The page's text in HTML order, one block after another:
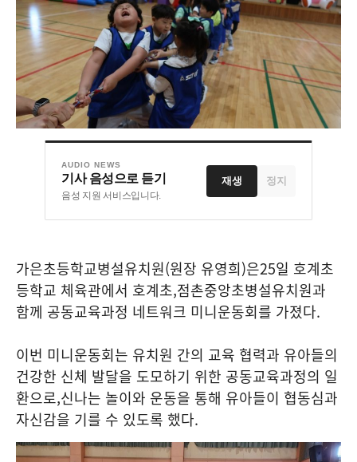
AUDIO NEWS
기사 음성으로 듣기
음성 지원 서비스입니다.
재생 정지
가은초등학교병설유치원(원장 유영희)은25일 호계초
등학교 체육관에서 호계초,점촌중앙초병설유치원과
함께 공동교육과정 네트워크 미니운동회를 가졌다.
이번 미니운동회는 유치원 간의 교육 협력과 유아들의
건강한 신체 발달을 도모하기 위한 공동교육과정의 일
환으로,신나는 놀이와 운동을 통해 유아들이 협동심과
자신감을 기를 수 있도록 했다.